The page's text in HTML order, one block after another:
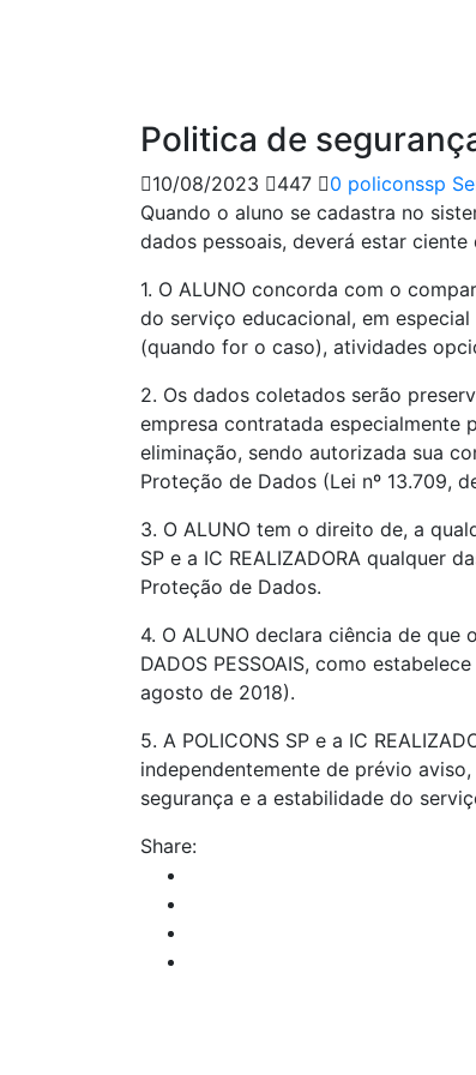
Politica de
10/08/2023 447 0 policonssp
Quando o aluno se cadastra no
dados pessoais, deverá estar
1. O ALUNO concorda com o
do serviço educacional, em
(quando for o caso), atividades
2. Os dados coletados serão
empresa contratada especialmente
eliminação, sendo autorizada sua
Proteção de Dados (Lei nº 13.709,
3. O ALUNO tem o direito de, a
SP e a IC REALIZADORA qualquer
Proteção de Dados.
4. O ALUNO declara ciência de
DADOS PESSOAIS, como
agosto de 2018).
5. A POLICONS SP e a IC
independentemente de prévio
segurança e a estabilidade do
Share: